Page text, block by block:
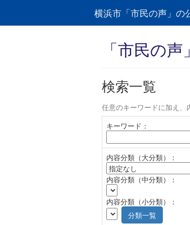
横浜市「市民の声」の
「市民の
検索一覧
任意のキーワードに加え、
キーワード：
内容分類（大分類）：
内容分類（中分類）：
内容分類（小分類）：
分類一覧